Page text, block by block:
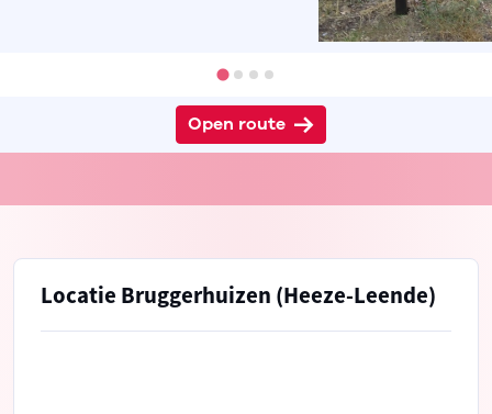
Open route
Locatie Bruggerhuizen (Heeze-Leende)